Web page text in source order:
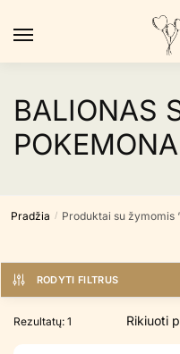
BALIONAS
Pradžia / Produktai su žymomis
RODYTI FILTRUS
Rezultatų: 1